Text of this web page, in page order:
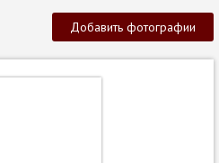
Добавить фотографии